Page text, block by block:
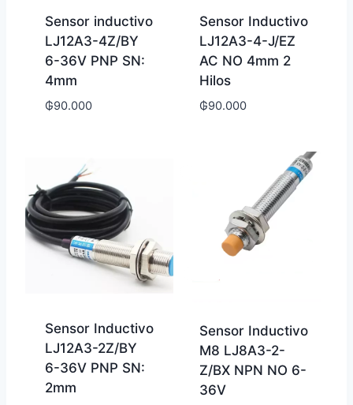
Sensor inductivo
LJ12A3-4Z/BY
6-36V PNP SN:
4mm
₲90.000
Sensor Inductivo
LJ12A3-4-J/EZ
AC NO 4mm 2
Hilos
₲90.000
Sensor Inductivo
LJ12A3-2Z/BY
6-36V PNP SN:
2mm
Sensor Inductivo
M8 LJ8A3-2-
Z/BX NPN NO 6-
36V